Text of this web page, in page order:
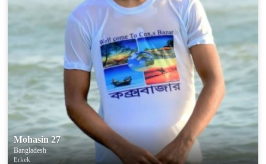
Mohasin 27
Bangladesh
Erkek